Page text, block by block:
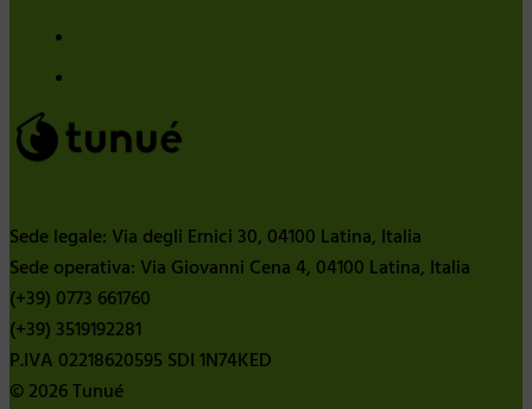
Sede legale: Via degli Ernici 30, 04100 Latina, Italia
Sede operativa: Via Giovanni Cena 4, 04100 Latina, Italia
(+39) 0773 661760
(+39) 3519192281
P.IVA 02218620595 SDI 1N74KED
© 2026 Tunué